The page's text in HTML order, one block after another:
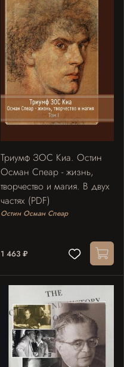
Триумф ЗОС Киа. Остин
Осман Спеар - жизнь,
творчество и магия. В двух
частях (PDF)
Остин Осман Спеар
1 463 ₽